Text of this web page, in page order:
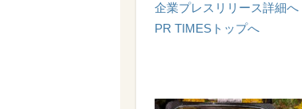
企業プレスリリース詳細へ
PR TIMESトップへ